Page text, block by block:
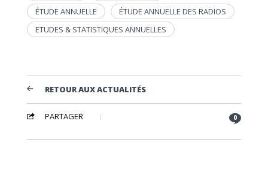
ÉTUDE ANNUELLE
ÉTUDE ANNUELLE DES RADIOS
ETUDES & STATISTIQUES ANNUELLES
RETOUR AUX ACTUALITÉS
PARTAGER 0